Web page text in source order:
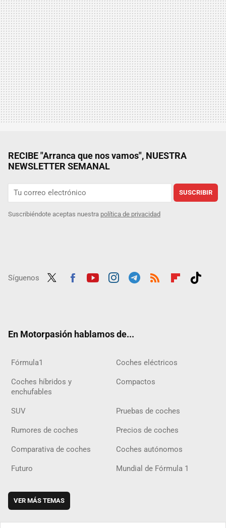
RECIBE "Arranca que nos vamos", NUESTRA
NEWSLETTER SEMANAL
SUSCRIBIR
Suscribiéndote aceptas nuestra política de privacidad
Síguenos
En Motorpasión hablamos de...
Fórmula1 Coches eléctricos
Coches híbridos y
enchufables
Compactos
SUV Pruebas de coches
Rumores de coches Precios de coches
Comparativa de coches Coches autónomos
Futuro Mundial de Fórmula 1
VER MÁS TEMAS